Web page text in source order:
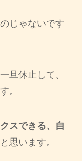
じゃないです
旦休止して、
。
スできる、自
思います。